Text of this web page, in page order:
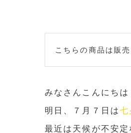
こちらの商品は販
みなさんこんにちは
明日、７月７日は七
最近は天候が不安